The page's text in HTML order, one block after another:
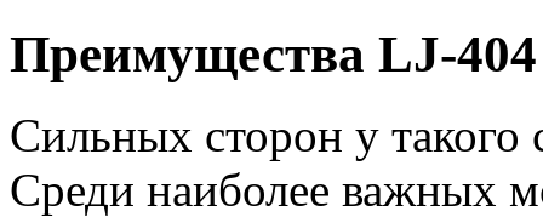
Преимущества LJ-404
Сильных сторон у такого
Среди наиболее важных